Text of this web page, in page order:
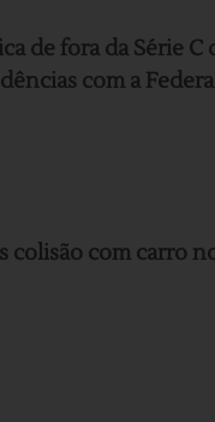
de fora da Série C
com a
colisão com carro